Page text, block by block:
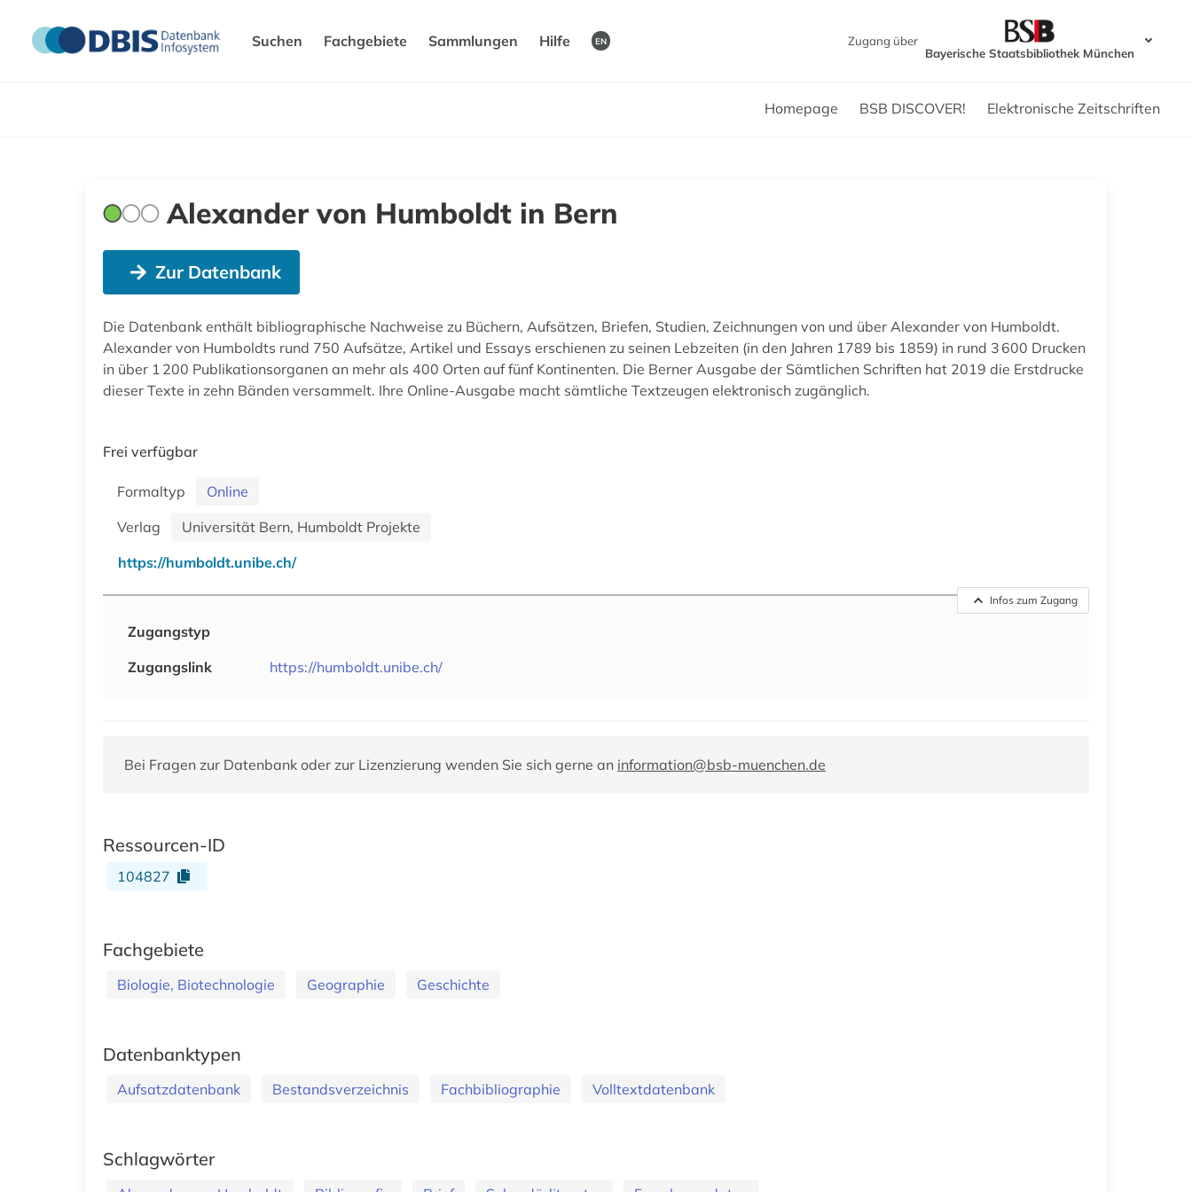
Suchen Fachgebiete Sammlungen Hilfe EN
Zugang über
Bayerische Staatsbibliothek München
Homepage BSB DISCOVER! Elektronische Zeitschriften
Alexander von Humboldt in Bern
Zur Datenbank
Die Datenbank enthält bibliographische Nachweise zu Büchern, Aufsätzen, Briefen, Studien, Zeichnungen von und über Alexander von Humboldt.
Alexander von Humboldts rund 750 Aufsätze, Artikel und Essays erschienen zu seinen Lebzeiten (in den Jahren 1789 bis 1859) in rund 3 600 Drucken
in über 1 200 Publikationsorganen an mehr als 400 Orten auf fünf Kontinenten. Die Berner Ausgabe der Sämtlichen Schriften hat 2019 die Erstdrucke
dieser Texte in zehn Bänden versammelt. Ihre Online-Ausgabe macht sämtliche Textzeugen elektronisch zugänglich.
Frei verfügbar
Formaltyp
Online
Verlag
Universität Bern, Humboldt Projekte
https://humboldt.unibe.ch/
Infos zum Zugang
Zugangstyp
Zugangslink
https://humboldt.unibe.ch/
Bei Fragen zur Datenbank oder zur Lizenzierung wenden Sie sich gerne an information@bsb-muenchen.de
Ressourcen-ID
104827
Fachgebiete
Biologie, Biotechnologie Geographie Geschichte
Datenbanktypen
Aufsatzdatenbank Bestandsverzeichnis Fachbibliographie Volltextdatenbank
Schlagwörter